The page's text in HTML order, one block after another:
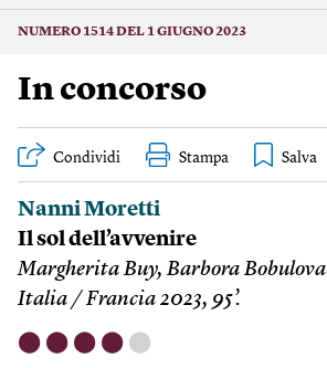
NUMERO 1514 DEL 1 GIUGNO 2023
In concorso
Condividi Stampa
Nanni Moretti
Il sol dell’avvenire
Margherita Buy, Barbora Bobulova
Italia / Francia 2023, 95’.
⬤ ⬤ ⬤ ⬤ ⬤